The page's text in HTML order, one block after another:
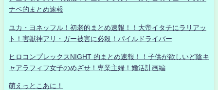
ナベ的まとめ速報
ユカ・ヨネッフル！初老的まとめ速報！！大帝イタチにラリアッ
ト！害獣神アリ・ガー被害に必殺！パイルドライバー
ヒロコンプレックスNIGHT 的まとめ速報！！子供が欲しいど陰キ
ャアラフィフ女子のめざせ！専業主婦！婚活計画編
萌えっとこあに！